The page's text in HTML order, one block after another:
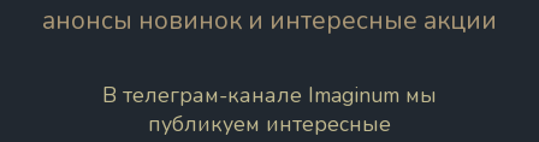
анонсы новинок и интересные акции
В телеграм-канале Imaginum мы
публикуем интересные